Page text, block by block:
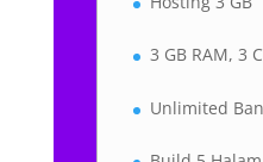
3 GB RAM, 3
Unlimited